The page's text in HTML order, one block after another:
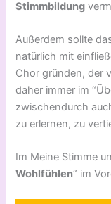
Stimmbildung
Außerdem sollte
natürlich mit
Chor gründen, der
daher immer im
zwischendurch
zu erlernen, zu
Im Meine Stimme
Wohlfühlen” im